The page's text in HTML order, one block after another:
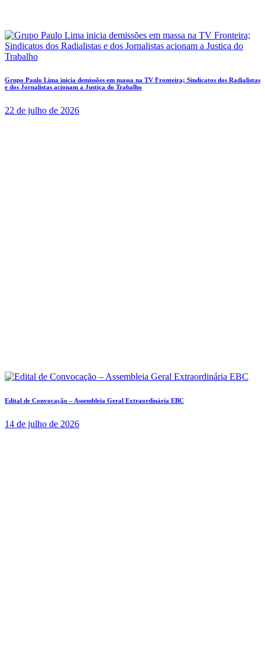
Grupo Paulo Lima inicia demissões em massa na TV Fronteira; Sindicatos dos Radialistas
e dos Jornalistas acionam a Justiça do Trabalho
22 de julho de 2026
Edital de Convocação – Assembleia Geral Extraordinária EBC
14 de julho de 2026